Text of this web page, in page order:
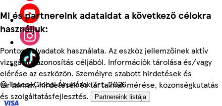
Mi és partnereink adataidat a következő célokra
használjuk:
Pontos helyadatok használata. Az eszköz jellemzőinek aktív
vizsgálata azonosítás céljából. Információk tárolása és/vagy
elérése az eszközön. Személyre szabott hirdetések és
tartalmak, hirdetések és tartalmak mérése, közönségkutatás
és szolgáltatásfejlesztés.
Partnereink listája
©Tesco-Global Áruházak Zrt. 2026